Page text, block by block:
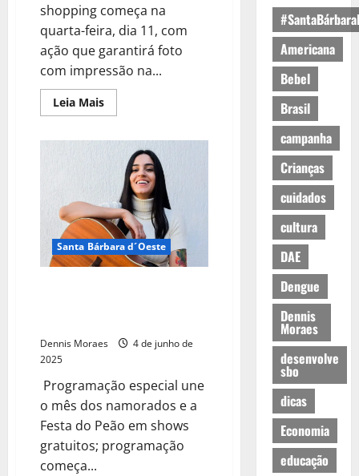
shopping começa na
quarta-feira, dia 11, com
ação que garantirá foto
com impressão na...
Leia Mais
Santa Bárbara d´Oeste
Dennis Moraes
4 de junho de
2025
Programação especial une
o mês dos namorados e a
Festa do Peão em shows
gratuitos; programação
começa...
Americana
Bebel
Brasil
campanha
Crianças
cuidados
cultura
DAE
Dengue
Dennis
Moraes
desenvolve
sbo
dicas
Economia
educação